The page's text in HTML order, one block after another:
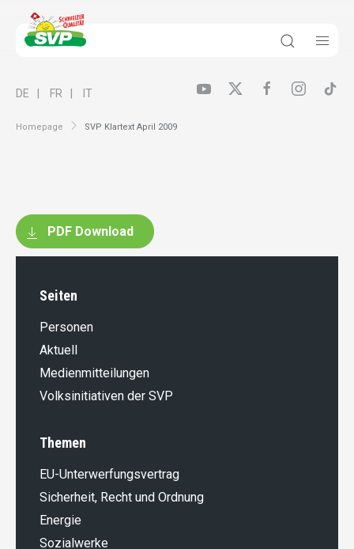
Homepage SVP Klartext April 2009
DE FR IT
PDF Download
Seiten
Personen
Aktuell
Medienmitteilungen
Volksinitiativen der SVP
Themen
EU-Unterwerfungsvertrag
Sicherheit, Recht und Ordnung
Energie
Sozialwerke